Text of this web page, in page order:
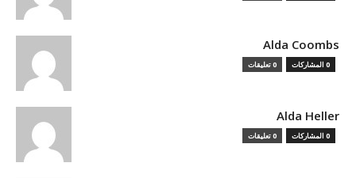
Alda Coombs
0 المشاركات 0 تعليقات
Alda Heller
0 المشاركات 0 تعليقات